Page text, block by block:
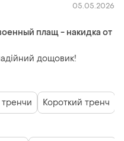
05.05.2026
плащ - накидка от
дощовик!
Короткий тренч